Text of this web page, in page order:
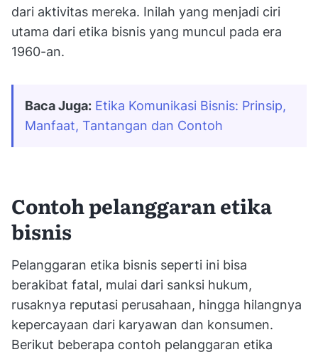
dari aktivitas mereka. Inilah yang menjadi ciri
utama dari etika bisnis yang muncul pada era
1960-an.
Baca Juga: Etika Komunikasi Bisnis: Prinsip,
Manfaat, Tantangan dan Contoh
Contoh pelanggaran etika
bisnis
Pelanggaran etika bisnis seperti ini bisa
berakibat fatal, mulai dari sanksi hukum,
rusaknya reputasi perusahaan, hingga hilangnya
kepercayaan dari karyawan dan konsumen.
Berikut beberapa contoh pelanggaran etika